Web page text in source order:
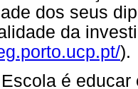
dos seus
da
).
é